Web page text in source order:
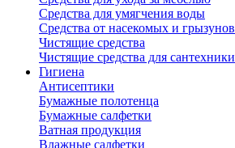
Средства для умягчения воды
Средства от насекомых и грызунов
Чистящие средства
Чистящие средства для сантехники
Гигиена
Антисептики
Бумажные полотенца
Бумажные салфетки
Ватная продукция
Влажные салфетки